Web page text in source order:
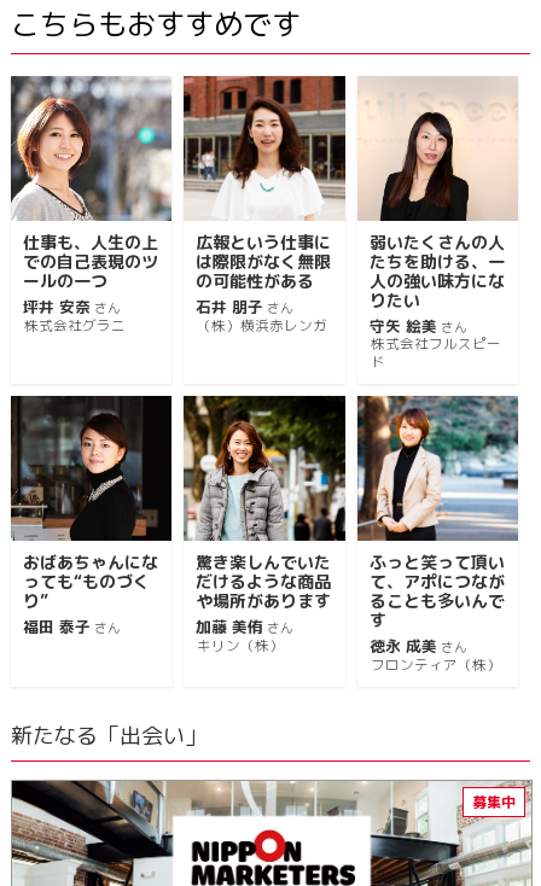
こちらもおすすめです
仕事も、人生の上
での自己表現のツ
ールの一つ
坪井 安奈 さん
株式会社グラニ
広報という仕事に
は際限がなく無限
の可能性がある
石井 朋子 さん
（株）横浜赤レンガ
弱いたくさんの人
たちを助ける、一
人の強い味方にな
りたい
守矢 絵美 さん
株式会社フルスピー
ド
おばあちゃんにな
っても“ものづく
り”
福田 泰子 さん
驚き楽しんでいた
だけるような商品
や場所があります
加藤 美侑 さん
キリン（株）
ふっと笑って頂い
て、アポにつなが
ることも多いんで
す
徳永 成美 さん
フロンティア（株）
新たなる「出会い」